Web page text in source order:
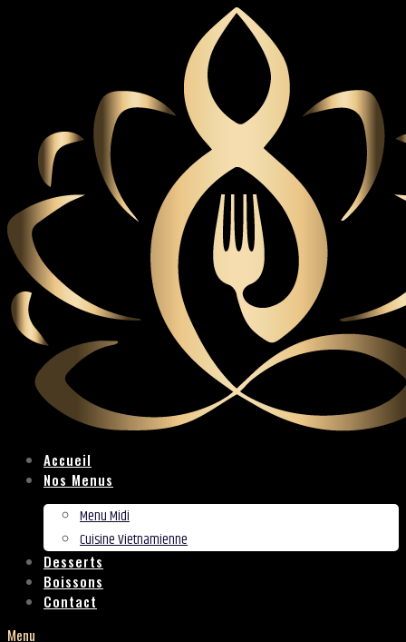
Accueil
Nos Menus
Menu Midi
Cuisine Vietnamienne
Desserts
Boissons
Contact
Menu